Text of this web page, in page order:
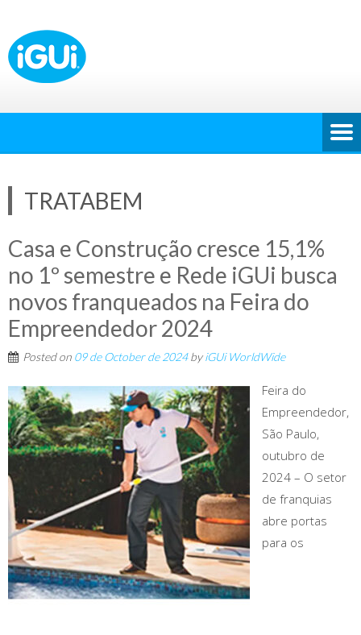
TRATABEM
Casa e Construção cresce 15,1%
no 1º semestre e Rede iGUi busca
novos franqueados na Feira do
Empreendedor 2024
Posted on 09 de October de 2024byiGUi WorldWide
Feira do
Empreendedor,
São Paulo,
outubro de
2024 – O setor
de franquias
abre portas
para os